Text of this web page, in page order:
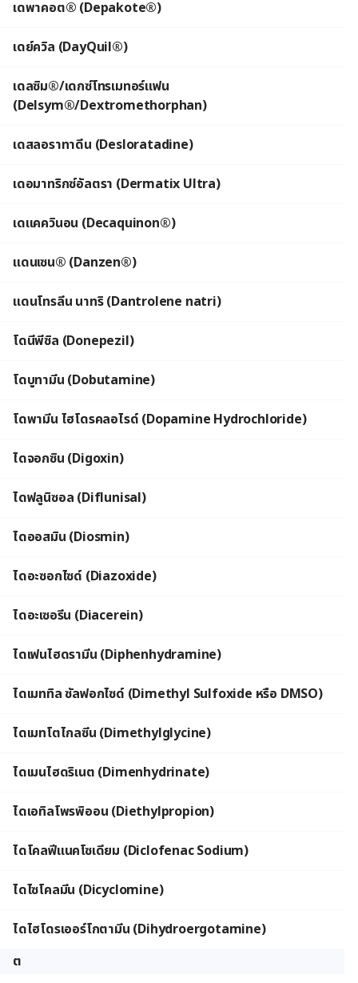
เดพาคอต® (Depakote®)
เดย์ควิล (DayQuil®)
เดลซิม®/เดกซ์โทรเมทอร์แฟน
(Delsym®/Dextromethorphan)
เดสลอราทาดีน (Desloratadine)
เดอมาทริกซ์อัลตรา (Dermatix Ultra)
เดแคควินอน (Decaquinon®)
แดนเซน® (Danzen®)
แดนโทรลีน นาทริ (Dantrolene natri)
โดนีพีซิล (Donepezil)
โดบูทามีน (Dobutamine)
โดพามีน ไฮโดรคลอไรด์ (Dopamine Hydrochloride)
ไดจอกซิน (Digoxin)
ไดฟลูนิซอล (Diflunisal)
ไดออสมิน (Diosmin)
ไดอะซอกไซด์ (Diazoxide)
ไดอะเซอรีน (Diacerein)
ไดเฟนไฮดรามีน (Diphenhydramine)
ไดเมททิล ซัลฟอกไซด์ (Dimethyl Sulfoxide หรือ DMSO)
ไดเมทโตไกลซีน (Dimethylglycine)
ไดเมนไฮดริเนต (Dimenhydrinate)
ไดเอทิลโพรพิออน (Diethylpropion)
ไดโคลฟีแนคโซเดียม (Diclofenac Sodium)
ไดไซโคลมีน (Dicyclomine)
ไดไฮโดรเออร์โกตามีน (Dihydroergotamine)
ต